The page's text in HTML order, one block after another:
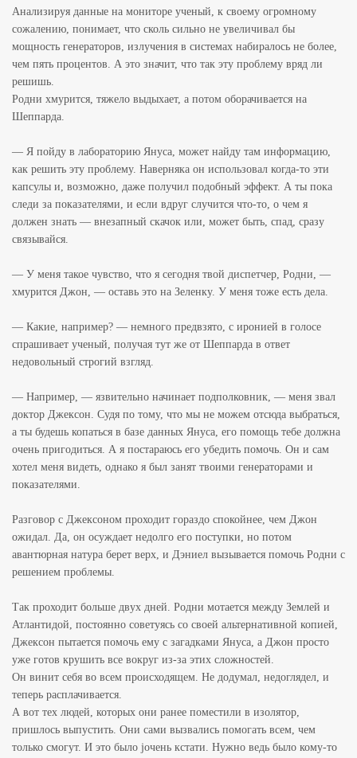
Анализируя данные на мониторе ученый, к своему огромному
сожалению, понимает, что сколь сильно не увеличивал бы
мощность генераторов, излучения в системах набиралось не более,
чем пять процентов. А это значит, что так эту проблему вряд ли
решишь.
Родни хмурится, тяжело выдыхает, а потом оборачивается на
Шеппарда.
— Я пойду в лабораторию Януса, может найду там информацию,
как решить эту проблему. Наверняка он использовал когда-то эти
капсулы и, возможно, даже получил подобный эффект. А ты пока
следи за показателями, и если вдруг случится что-то, о чем я
должен знать — внезапный скачок или, может быть, спад, сразу
связывайся.
— У меня такое чувство, что я сегодня твой диспетчер, Родни, —
хмурится Джон, — оставь это на Зеленку. У меня тоже есть дела.
— Какие, например? — немного предвзято, с иронией в голосе
спрашивает ученый, получая тут же от Шеппарда в ответ
недовольный строгий взгляд.
— Например, — язвительно начинает подполковник, — меня звал
доктор Джексон. Судя по тому, что мы не можем отсюда выбраться,
а ты будешь копаться в базе данных Януса, его помощь тебе должна
очень пригодиться. А я постараюсь его убедить помочь. Он и сам
хотел меня видеть, однако я был занят твоими генераторами и
показателями.
Разговор с Джексоном проходит гораздо спокойнее, чем Джон
ожидал. Да, он осуждает недолго его поступки, но потом
авантюрная натура берет верх, и Дэниел вызывается помочь Родни с
решением проблемы.
Так проходит больше двух дней. Родни мотается между Землей и
Атлантидой, постоянно советуясь со своей альтернативной копией,
Джексон пытается помочь ему с загадками Януса, а Джон просто
уже готов крушить все вокруг из-за этих сложностей.
Он винит себя во всем происходящем. Не додумал, недоглядел, и
теперь расплачивается.
А вот тех людей, которых они ранее поместили в изолятор,
пришлось выпустить. Они сами вызвались помогать всем, чем
только смогут. И это было jочень кстати. Нужно ведь было кому-то